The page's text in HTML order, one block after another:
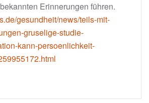
Erinnerungen führen.
gesundheit/news/teils-mit-
gruselige-studie-
kann-persoenlichkeit-